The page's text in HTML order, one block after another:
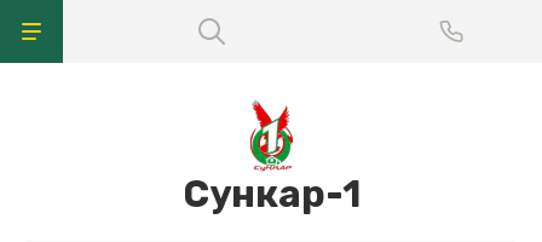
Сункар-1